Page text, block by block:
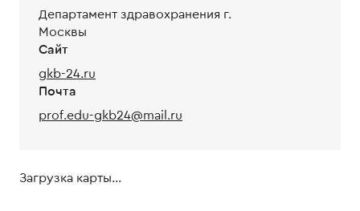
Департамент здравохранения г.
Москвы
Сайт
gkb-24.ru
Почта
prof.edu-gkb24@mail.ru
Загрузка карты...